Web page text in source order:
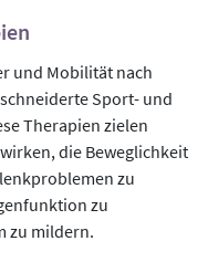
und Mobilität nach
Sport- und
Therapien zielen
die Beweglichkeit
zu
zu
zu mildern.